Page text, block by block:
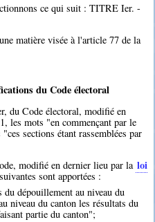
ce qui suit : TITRE Ier. -
matière visée à l'article 77 de la
du Code électoral
du Code électoral, modifié en
les mots "en commençant par le
sections étant rassemblées par
modifié en dernier lieu par la loi
sont apportées :
dépouillement au niveau du
niveau du canton les résultats du
partie du canton";